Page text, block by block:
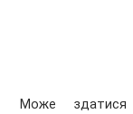
Може